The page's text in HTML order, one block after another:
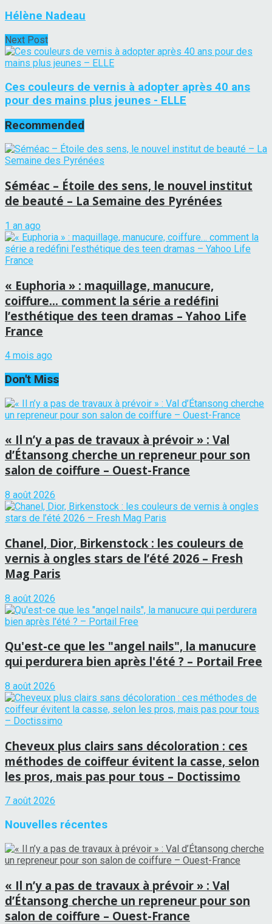
Hélène Nadeau
Next Post
Ces couleurs de vernis à adopter après 40 ans
pour des mains plus jeunes - ELLE
Recommended
Séméac – Étoile des sens, le nouvel institut
de beauté – La Semaine des Pyrénées
1 an ago
« Euphoria » : maquillage, manucure,
coiffure… comment la série a redéfini
l’esthétique des teen dramas – Yahoo Life
France
4 mois ago
Don't Miss
« Il n’y a pas de travaux à prévoir » : Val
d’Étansong cherche un repreneur pour son
salon de coiffure – Ouest-France
8 août 2026
Chanel, Dior, Birkenstock : les couleurs de
vernis à ongles stars de l’été 2026 – Fresh
Mag Paris
8 août 2026
Qu'est-ce que les "angel nails", la manucure
qui perdurera bien après l'été ? – Portail Free
8 août 2026
Cheveux plus clairs sans décoloration : ces
méthodes de coiffeur évitent la casse, selon
les pros, mais pas pour tous – Doctissimo
7 août 2026
Nouvelles récentes
« Il n’y a pas de travaux à prévoir » : Val
d’Étansong cherche un repreneur pour son
salon de coiffure – Ouest-France